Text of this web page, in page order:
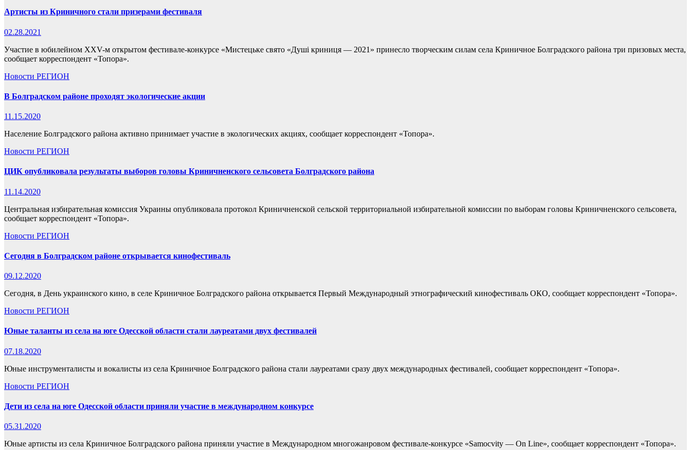
Артисты из Криничного стали призерами фестиваля
02.28.2021
Участие в юбилейном XXV-м открытом фестивале-конкурсе «Мистецьке свято «Душі криниця — 2021» принесло творческим силам села Криничное Болградского района три призовых места,
сообщает корреспондент «Топора».
Новости РЕГИОН
В Болградском районе проходят экологические акции
11.15.2020
Население Болградского района активно принимает участие в экологических акциях, сообщает корреспондент «Топора».
Новости РЕГИОН
ЦИК опубликовала результаты выборов головы Криничненского сельсовета Болградского района
11.14.2020
Центральная избирательная комиссия Украины опубликовала протокол Криничненской сельской территориальной избирательной комиссии по выборам головы Криничненского сельсовета,
сообщает корреспондент «Топора».
Новости РЕГИОН
Сегодня в Болградском районе открывается кинофестиваль
09.12.2020
Сегодня, в День украинского кино, в селе Криничное Болградского района открывается Первый Международный этнографический кинофестиваль ОКО, сообщает корреспондент «Топора».
Новости РЕГИОН
Юные таланты из села на юге Одесской области стали лауреатами двух фестивалей
07.18.2020
Юные инструменталисты и вокалисты из села Криничное Болградского района стали лауреатами сразу двух международных фестивалей, сообщает корреспондент «Топора».
Новости РЕГИОН
Дети из села на юге Одесской области приняли участие в международном конкурсе
05.31.2020
Юные артисты из села Криничное Болградского района приняли участие в Международном многожанровом фестивале-конкурсе «Samocvity — On Line», сообщает корреспондент «Топора».